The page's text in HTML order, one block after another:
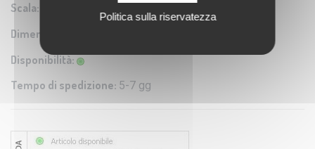
Scala:
Dimensioni:
Disponibilità:
Tempo di spedizione: 5-7 gg
Politica sulla riservatezza